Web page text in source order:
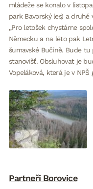
mládeže se konalo v
park Bavorský les) a
„Pro letošek chystáme
Německu a na léto pak
šumavské Bučině. Bude
stanovišť. Obsluhovat je
Vopeláková, která je v
Partneři Borovice